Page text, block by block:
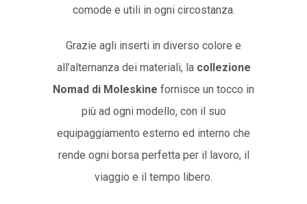
comode e utili in ogni circostanza.
Grazie agli inserti in diverso colore e
all’alternanza dei materiali, la collezione
Nomad di Moleskine fornisce un tocco in
più ad ogni modello, con il suo
equipaggiamento esterno ed interno che
rende ogni borsa perfetta per il lavoro, il
viaggio e il tempo libero.